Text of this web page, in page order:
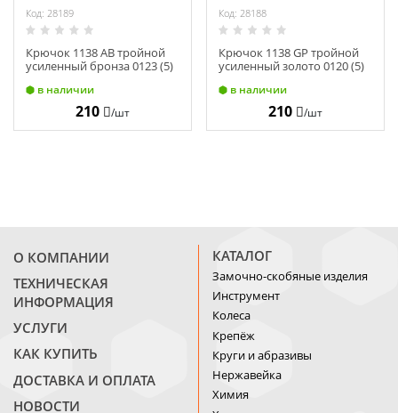
Код: 28189
Крючок 1138 АВ тройной
усиленный бронза 0123 (5)
в наличии
210 /шт
Код: 28188
Крючок 1138 GP тройной
усиленный золото 0120 (5)
в наличии
210 /шт
О КОМПАНИИ
ТЕХНИЧЕСКАЯ
ИНФОРМАЦИЯ
УСЛУГИ
КАК КУПИТЬ
ДОСТАВКА И ОПЛАТА
НОВОСТИ
КАТАЛОГ
Замочно-скобяные изделия
Инструмент
Колеса
Крепёж
Круги и абразивы
Нержавейка
Химия